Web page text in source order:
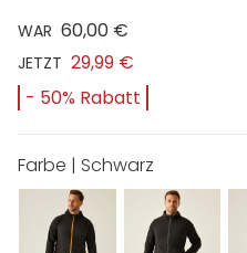
WAR 60,00 €
JETZT 29,99 €
- 50% Rabatt
Farbe | Schwarz